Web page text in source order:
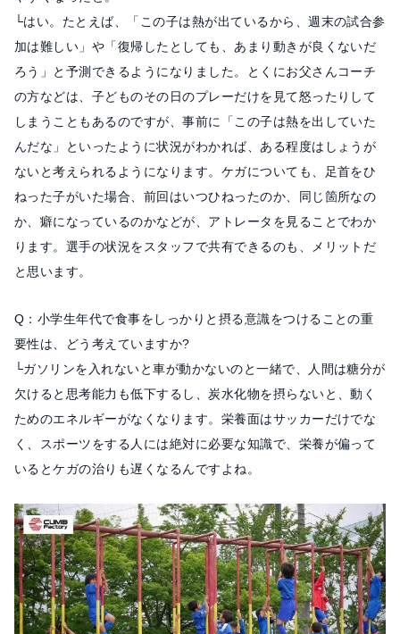
└はい。たとえば、「この子は熱が出ているから、週末の試合参
加は難しい」や「復帰したとしても、あまり動きが良くないだ
ろう」と予測できるようになりました。とくにお父さんコーチ
の方などは、子どものその日のプレーだけを見て怒ったりして
しまうこともあるのですが、事前に「この子は熱を出していた
んだな」といったように状況がわかれば、ある程度はしょうが
ないと考えられるようになります。ケガについても、足首をひ
ねった子がいた場合、前回はいつひねったのか、同じ箇所なの
か、癖になっているのかなどが、アトレータを見ることでわか
ります。選手の状況をスタッフで共有できるのも、メリットだ
と思います。
Q：小学生年代で食事をしっかりと摂る意識をつけることの重
要性は、どう考えていますか?
└ガソリンを入れないと車が動かないのと一緒で、人間は糖分が
欠けると思考能力も低下するし、炭水化物を摂らないと、動く
ためのエネルギーがなくなります。栄養面はサッカーだけでな
く、スポーツをする人には絶対に必要な知識で、栄養が偏って
いるとケガの治りも遅くなるんですよね。